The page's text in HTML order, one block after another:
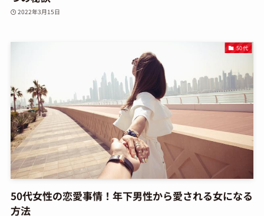
2022年3月15日
50代
50代女性の恋愛事情！年下男性から愛される女になる
方法